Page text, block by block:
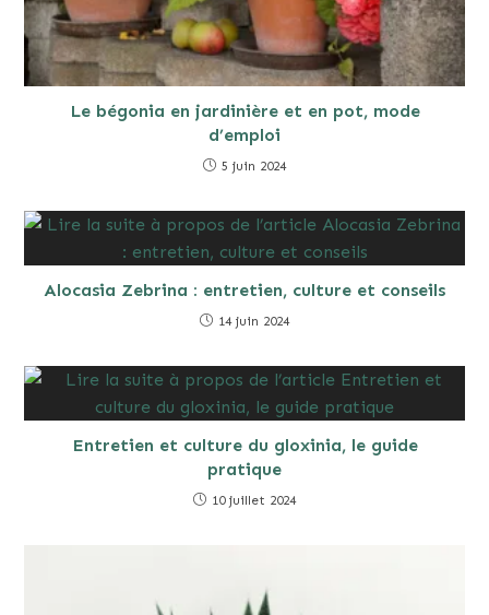
Le bégonia en jardinière et en pot, mode
d’emploi
5 juin 2024
Alocasia Zebrina : entretien, culture et conseils
14 juin 2024
Entretien et culture du gloxinia, le guide
pratique
10 juillet 2024